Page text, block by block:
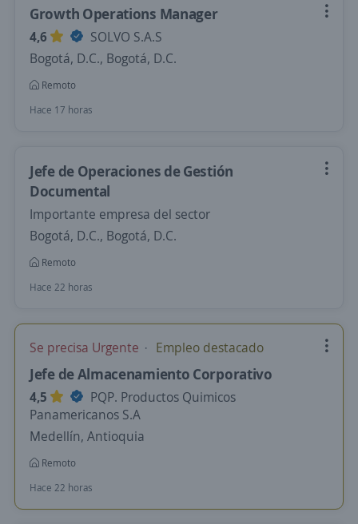
Growth Operations Manager
4,6
SOLVO S.A.S
Bogotá, D.C., Bogotá, D.C.
Remoto
Hace 17 horas
Jefe de Operaciones de Gestión
Documental
Importante empresa del sector
Bogotá, D.C., Bogotá, D.C.
Remoto
Hace 22 horas
Se precisa Urgente Empleo destacado
Jefe de Almacenamiento Corporativo
4,5
PQP. Productos Quimicos
Panamericanos S.A
Medellín, Antioquia
Remoto
Hace 22 horas